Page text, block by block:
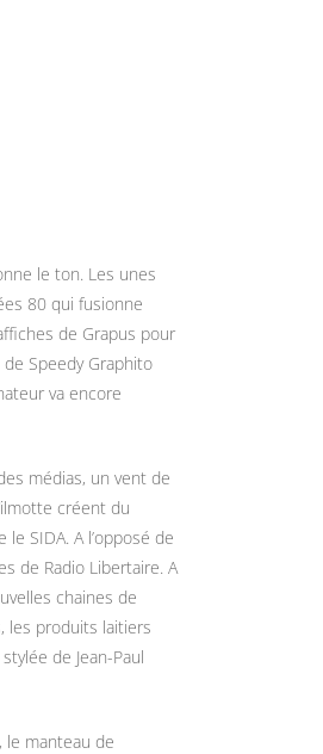
le ton. Les unes
80 qui fusionne
de Grapus pour
Speedy Graphito
va encore
médias, un vent de
créent du
SIDA. A l’opposé de
de Radio Libertaire. A
chaines de
les produits laitiers
de Jean-Paul
le manteau de